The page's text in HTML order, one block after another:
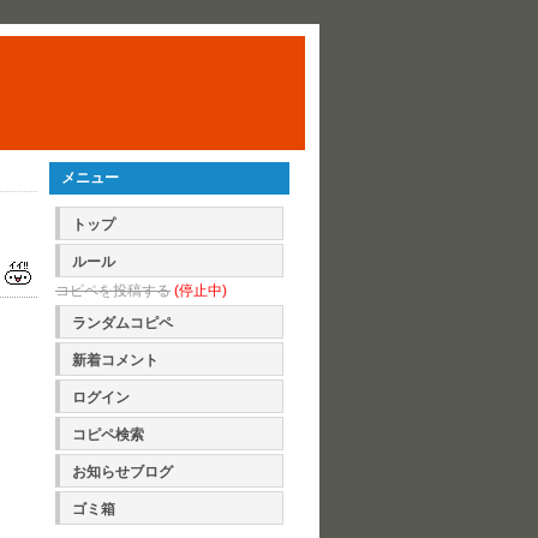
メニュー
トップ
ルール
コピペを投稿する (停止中)
ランダムコピペ
新着コメント
ログイン
コピペ検索
お知らせブログ
ゴミ箱